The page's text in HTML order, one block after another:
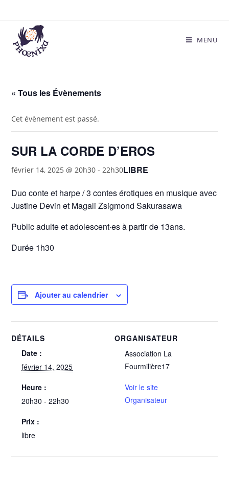
MENU
« Tous les Évènements
Cet évènement est passé.
SUR LA CORDE D’EROS
février 14, 2025 @ 20h30 -22h30LIBRE
Duo conte et harpe / 3 contes érotiques en musique avec
Justine Devin et Magali Zsigmond Sakurasawa
Public adulte et adolescent·es à partir de 13ans.
Durée 1h30
Ajouter au calendrier
DÉTAILS
Date :
février 14, 2025
Heure :
20h30 - 22h30
Prix :
libre
ORGANISATEUR
Association La
Fourmilière17
Voir le site
Organisateur